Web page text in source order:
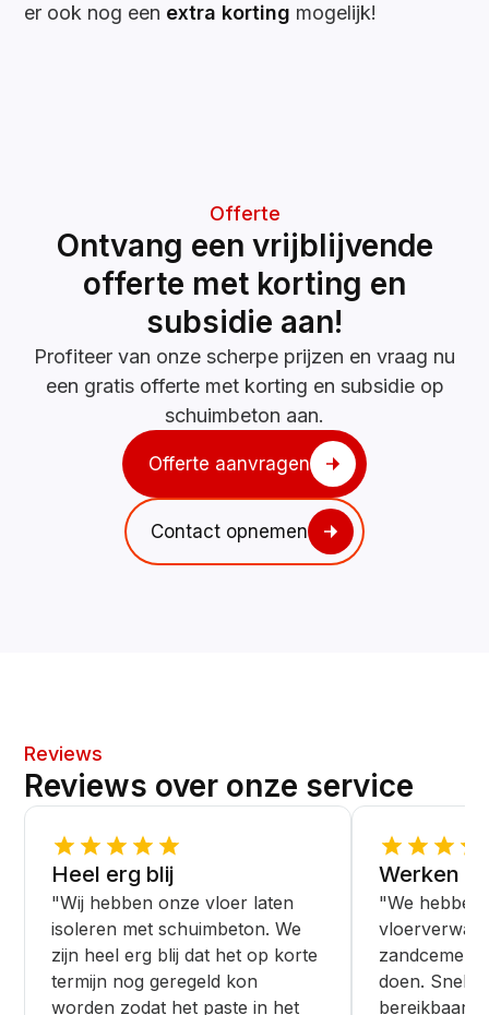
er ook nog een extra korting mogelijk!
Offerte
Ontvang een vrijblijvende
offerte met korting en
subsidie aan!
Profiteer van onze scherpe prijzen en vraag nu
een gratis offerte met korting en subsidie op
schuimbeton aan.
Offerte aanvragen
Contact opnemen
Reviews
Reviews over onze service
Heel erg blij
"Wij hebben onze vloer laten
isoleren met schuimbeton. We
zijn heel erg blij dat het op korte
termijn nog geregeld kon
worden zodat het paste in het
Werken
"We
zandcement
doen. Snelle
bereikbaar.